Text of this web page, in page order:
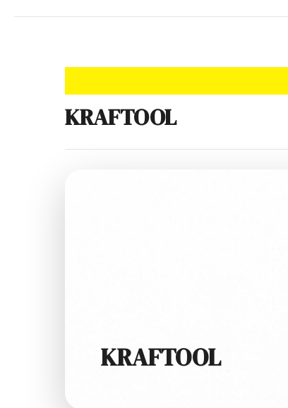
KRAFTOOL
KRAFTOOL